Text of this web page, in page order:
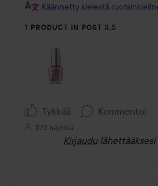
Käännetty kielestä
1 PRODUCT IN POST 3,5
Tykkää Kommentoi
1173 näyttöä
Kirjaudu